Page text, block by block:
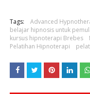
Tags: Advanced
belajar hipnosis untuk
kursus hipnoterapi Brebes
Pelatihan Hipnoterapi